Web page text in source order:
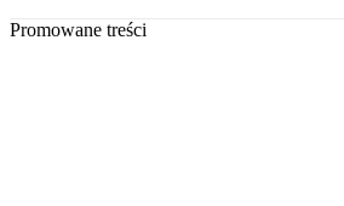
Promowane treści